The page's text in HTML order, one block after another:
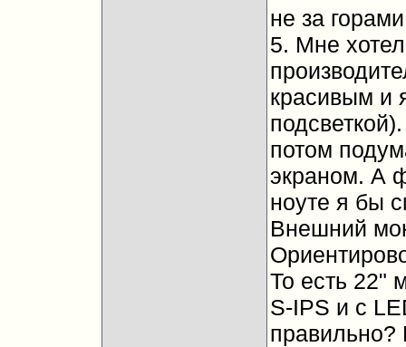
не за
5. Мне
красивым и
потом
экраном. А
ноуте я бы
Внешний
То есть 22"
S-IPS и с
правильно?